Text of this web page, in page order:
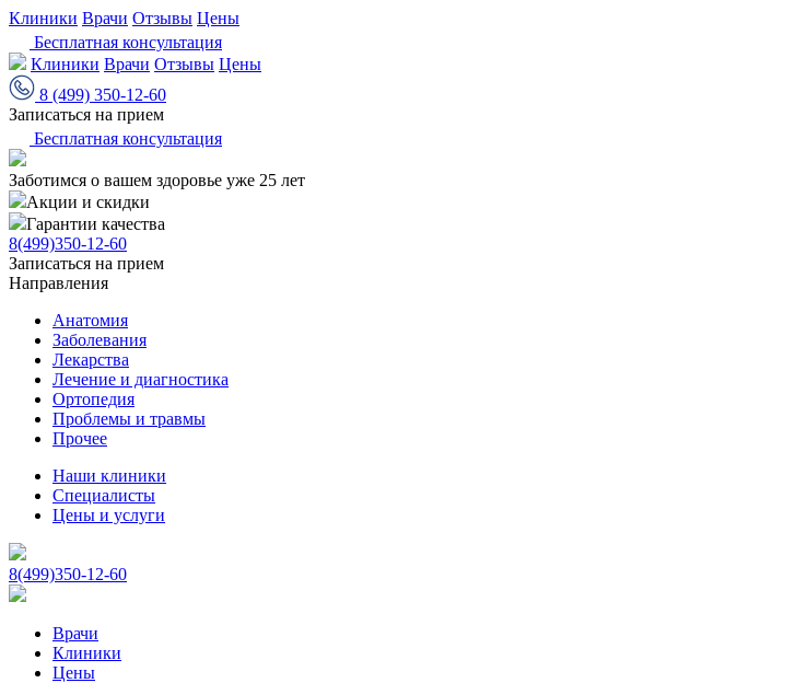
Клиники Врачи Отзывы Цены
Бесплатная консультация
Клиники Врачи Отзывы Цены
8 (499) 350-12-60
Записаться на прием
Бесплатная консультация
Заботимся о вашем здоровье уже 25 лет
Акции и скидки
Гарантии качества
8(499)350-12-60
Записаться на прием
Направления
Анатомия
Заболевания
Лекарства
Лечение и диагностика
Ортопедия
Проблемы и травмы
Прочее
Наши клиники
Специалисты
Цены и услуги
8(499)350-12-60
Врачи
Клиники
Цены